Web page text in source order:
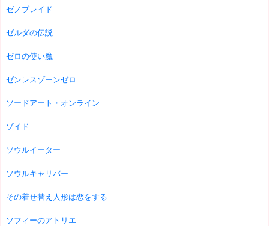
ゼノブレイド
ゼルダの伝説
ゼロの使い魔
ゼンレスゾーンゼロ
ソードアート・オンライン
ゾイド
ソウルイーター
ソウルキャリバー
その着せ替え人形は恋をする
ソフィーのアトリエ